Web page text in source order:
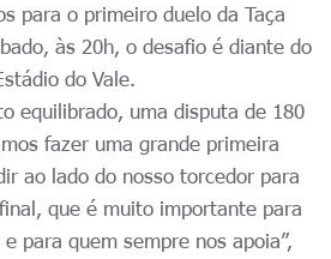
para o primeiro duelo da Taça
às 20h, o desafio é diante do
do Vale.
equilibrado, uma disputa de 180
fazer uma grande primeira
ao lado do nosso torcedor para
que é muito importante para
para quem sempre nos apoia”,